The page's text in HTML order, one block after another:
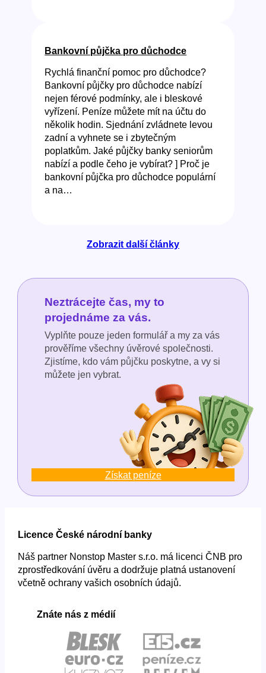
Bankovní půjčka pro důchodce
Rychlá finanční pomoc pro důchodce?
Bankovní půjčky pro důchodce nabízí
nejen férové podmínky, ale i bleskové
vyřízení. Peníze můžete mít na účtu do
několik hodin. Sjednání zvládnete levou
zadní a vyhnete se i zbytečným
poplatkům. Jaké půjčky banky seniorům
nabízí a podle čeho je vybírat? ] Proč je
bankovní půjčka pro důchodce populární
a na…
Zobrazit další články
Neztrácejte čas, my to
projednáme za vás.
Vyplňte pouze jeden formulář a my za vás
prověříme všechny úvěrové společnosti.
Zjistíme, kdo vám půjčku poskytne, a vy si
můžete jen vybrat.
Získat peníze
Licence České národní banky
Náš partner Nonstop Master s.r.o. má licenci ČNB pro
zprostředkování úvěru a dodržuje platná ustanovení
včetně ochrany vašich osobních údajů.
Znáte nás z médií